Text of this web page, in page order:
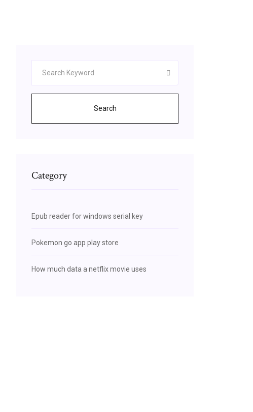
Search
Category
Epub reader for windows serial key
Pokemon go app play store
How much data a netflix movie uses